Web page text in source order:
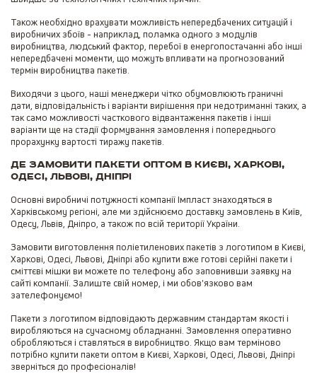
Також необхідно врахувати можливість непередбачених ситуацій і
виробничих збоїв - наприклад, поламка одного з модулів
виробництва, людський фактор, перебої в енергопостачанні або інші
непередбачені моменти, що можуть впливати на прогнозований
термін виробництва пакетів.
Виходячи з цього, наші менеджери чітко обумовлюють граничні
дати, відповідальність і варіанти вирішення при недотриманні таких, а
так само можливості часткового відвантаження пакетів і інші
варіанти ще на стадії формування замовлення і попереднього
прорахунку вартості тиражу пакетів.
Де замовити пакети оптом в Києві, Харкові,
Одесі, Львові, Дніпрі
Основні виробничі потужності компанії Імпласт знаходяться в
Харківському регіоні, але ми здійснюємо доставку замовлень в Київ,
Одесу, Львів, Дніпро, а також по всій території України.
Замовити виготовлення поліетиленових пакетів з логотипом в Києві,
Харкові, Одесі, Львові, Дніпрі або купити вже готові серійні пакети і
сміттєві мішки ви можете по телефону або заповнивши заявку на
сайті компанії. Залиште свій номер, і ми обов'язково вам
зателефонуємо!
Пакети з логотипом відповідають державним стандартам якості і
виробляються на сучасному обладнанні. Замовлення оперативно
обробляються і ставляться в виробництво. Якщо вам терміново
потрібно купити пакети оптом в Києві, Харкові, Одесі, Львові, Дніпрі
зверніться до професіоналів!